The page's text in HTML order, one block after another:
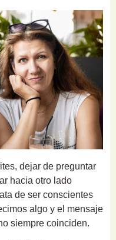
dejar de preguntar
hacia otro lado
de ser conscientes
algo y el mensaje
siempre coinciden.